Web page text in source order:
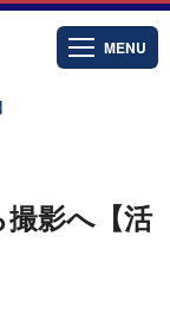
MENU
影へ【活